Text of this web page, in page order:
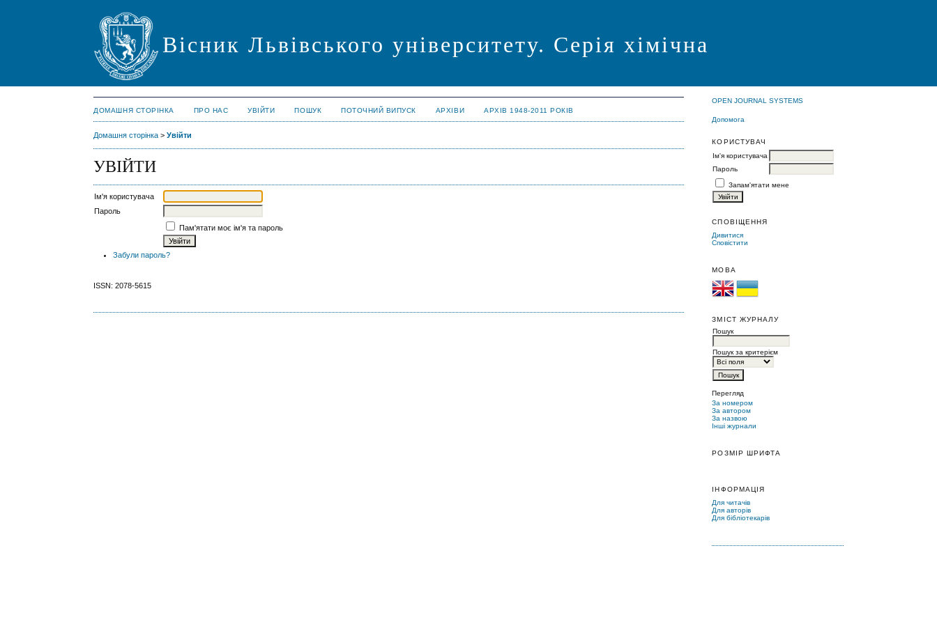
Вісник Львівського університету. Серія хімічна
OPEN JOURNAL SYSTEMS
Допомога
КОРИСТУВАЧ
Ім'я користувача
Пароль
Запам'ятати мене
СПОВІЩЕННЯ
Дивитися
Сповістити
МОВА
ЗМІСТ ЖУРНАЛУ
Пошук
Пошук за критерієм
Перегляд
За номером
За автором
За назвою
Інші журнали
РОЗМІР ШРИФТА
ІНФОРМАЦІЯ
Для читачів
Для авторів
Для бібліотекарів
ДОМАШНЯ СТОРІНКА ПРО НАС УВІЙТИ ПОШУК ПОТОЧНИЙ ВИПУСК АРХІВИ АРХІВ 1948-2011 РОКІВ
Домашня сторінка >Увійти
УВІЙТИ
Ім'я користувача
Пароль
Пам'ятати моє ім'я та пароль
Забули пароль?
ISSN: 2078-5615